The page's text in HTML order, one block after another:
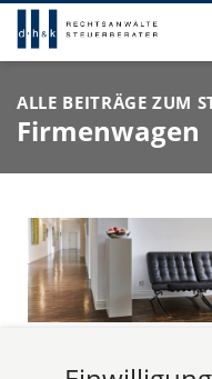
ALLE BEITRÄGE ZUM
Firmenwagen